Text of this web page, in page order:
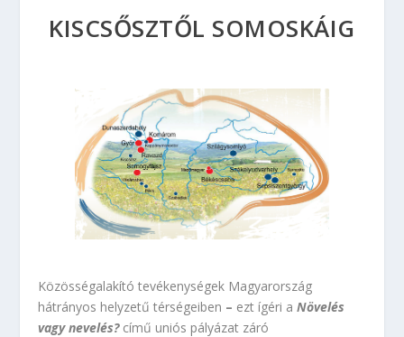
KISCSŐSZTŐL SOMOSKÁIG
Közösségalakító tevékenységek Magyarország
hátrányos helyzetű térségeiben – ezt ígéri a Növelés
vagy nevelés? című uniós pályázat záró